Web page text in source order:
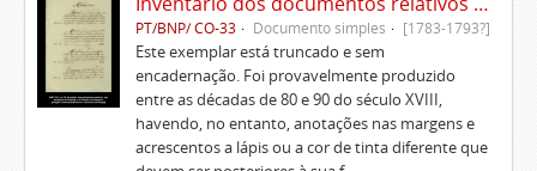
PT/BNP/ CO-33 Documento simples [1783-1793?]
Este exemplar está truncado e sem
encadernação. Foi provavelmente produzido
entre as décadas de 80 e 90 do século XVIII,
havendo, no entanto, anotações nas margens e
acrescentos a lápis ou a cor de tinta diferente que